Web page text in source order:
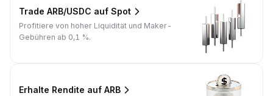
Trade ARB/USDC auf Spot
Profitiere von hoher Liquidität und Maker-
Gebühren ab 0,1 %.
Erhalte Rendite auf ARB